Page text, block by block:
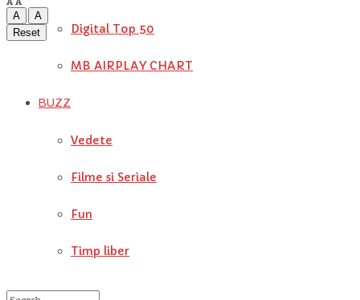
Digital Top 50
MB AIRPLAY CHART
BUZZ
Vedete
Filme si Seriale
Fun
Timp liber
A
A
Reset